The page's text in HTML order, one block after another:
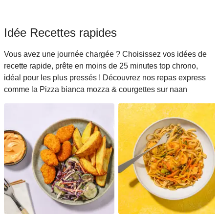
Idée Recettes rapides
Vous avez une journée chargée ? Choisissez vos idées de
recette rapide, prête en moins de 25 minutes top chrono,
idéal pour les plus pressés ! Découvrez nos repas express
comme la Pizza bianca mozza & courgettes sur naan